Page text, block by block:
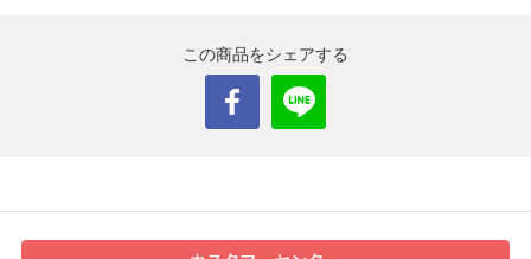
この商品をシェアする